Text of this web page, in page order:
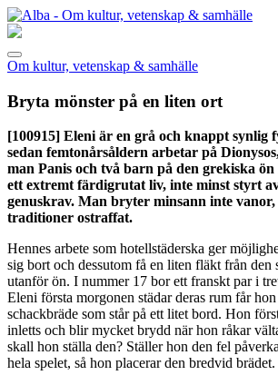
Om kultur, vetenskap & samhälle
Bryta mönster på en liten ort
[100915] Eleni är en grå och knappt synlig
sedan femtonårsåldern arbetar på
man Panis och två barn på den grekiska
ett extremt färdigrutat liv, inte minst styrt
genuskrav. Man bryter minsann inte
traditioner ostraffat.
Hennes arbete som hotellstäderska ger
sig bort och dessutom få en liten fläkt från den
utanför ön. I nummer 17 bor ett franskt par i
Eleni första morgonen städar deras rum får
schackbräde som står på ett litet bord. Hon
inletts och blir mycket brydd när hon råkar
skall hon ställa den? Ställer hon den fel
hela spelet, så hon placerar den bredvid brädet.